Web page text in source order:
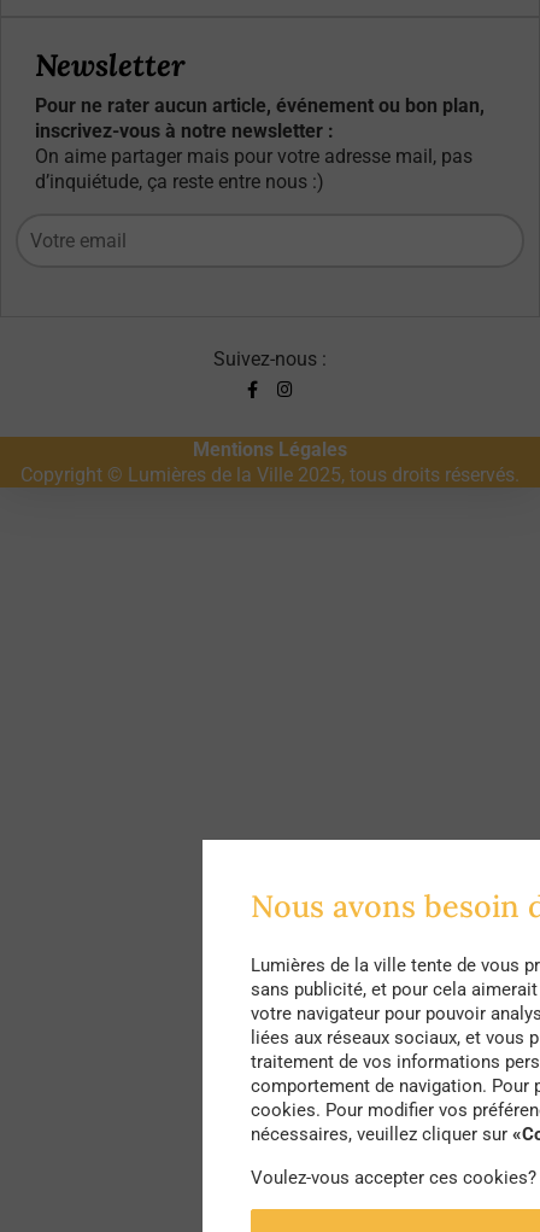
Newsletter
Pour ne rater aucun article, événement ou bon plan,
inscrivez-vous à notre newsletter :
On aime partager mais pour votre adresse mail, pas
d’inquiétude, ça reste entre nous :)
Suivez-nous :
Mentions Légales
Copyright © Lumières de la Ville 2025, tous droits réservés.
Nous avons
Lumières de la ville tente de vous
sans publicité, et pour cela
votre navigateur pour pouvoir
liées aux réseaux sociaux, et vous
traitement de vos informations
comportement de navigation.
cookies. Pour modifier vos
nécessaires, veuillez cliquer sur
Voulez-vous accepter ces cookies?